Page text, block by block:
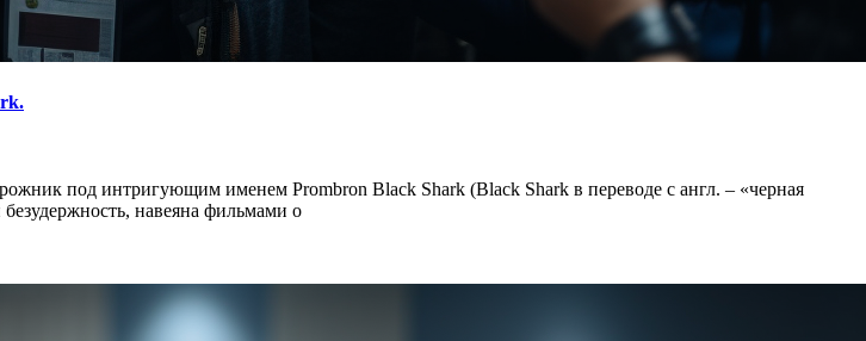
под интригующим именем Prombron Black Shark (Black Shark в переводе с англ. – «черная
навеяна фильмами о